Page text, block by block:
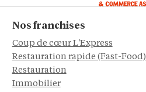
Nos franchises
Coup de cœur L'Express
Restauration rapide (Fast-Food)
Restauration
Immobilier